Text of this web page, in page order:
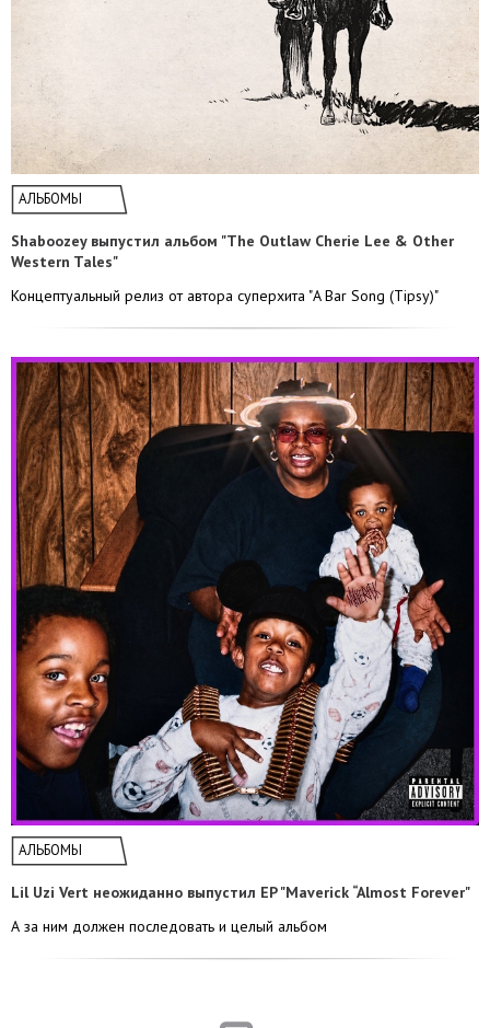
АЛЬБОМЫ
Shaboozey выпустил альбом "The Outlaw Cherie Lee & Other
Western Tales"
Концептуальный релиз от автора суперхита "A Bar Song (Tipsy)"
АЛЬБОМЫ
Lil Uzi Vert неожиданно выпустил EP "Maverick “Almost Forever"
А за ним должен последовать и целый альбом